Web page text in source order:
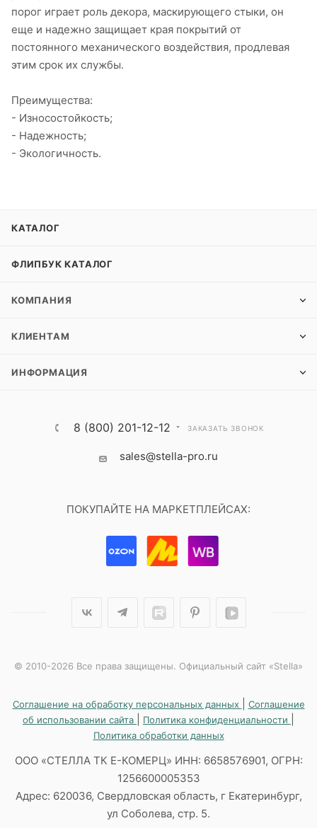
порог играет роль декора, маскирующего стыки, он
еще и надежно защищает края покрытий от
постоянного механического воздействия, продлевая
этим срок их службы.
Преимущества:
- Износостойкость;
- Надежность;
- Экологичность.
КАТАЛОГ
ФЛИПБУК КАТАЛОГ
КОМПАНИЯ
КЛИЕНТАМ
ИНФОРМАЦИЯ
8 (800) 201-12-12 ЗАКАЗАТЬ ЗВОНОК
sales@stella-pro.ru
ПОКУПАЙТЕ НА МАРКЕТПЛЕЙСАХ:
© 2010-2026 Все права защищены. Официальный сайт «Stella»
Соглашение на обработку персональных данных
Соглашение
об использовании сайта
Политика конфиденциальности
Политика обработки данных
ООО «СТЕЛЛА ТК Е-КОМЕРЦ» ИНН: 6658576901, ОГРН:
1256600005353
Адрес: 620036, Свердловская область, г Екатеринбург,
ул Соболева, стр. 5.